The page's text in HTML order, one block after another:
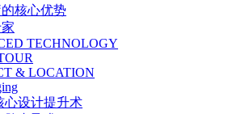
核心优势
TECHNOLOGY
& LOCATION
心设计提升术